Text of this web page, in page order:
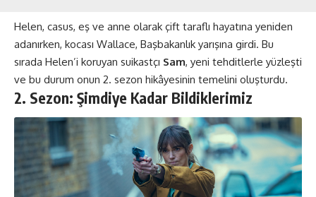
Helen, casus, eş ve anne olarak çift taraflı hayatına yeniden
adanırken, kocası Wallace, Başbakanlık yarışına girdi. Bu
sırada Helen’i koruyan suikastçı Sam, yeni tehditlerle yüzleşti
ve bu durum onun 2. sezon hikâyesinin temelini oluşturdu​​.
2. Sezon: Şimdiye Kadar Bildiklerimiz